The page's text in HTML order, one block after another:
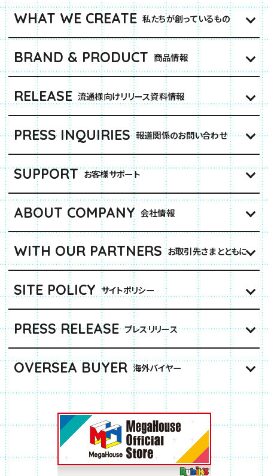
WHAT WE CREATE 私たちが創っているもの
BRAND & PRODUCT 商品情報
RELEASE 流通様向けリリース資料情報
PRESS INQUIRIES 報道関係のお問い合わせ
SUPPORT お客様サポート
ABOUT COMPANY 会社情報
WITH OUR PARTNERS お取引先さまとともに
SITE POLICY サイトポリシー
PRESS RELEASE プレスリリース
OVERSEA BUYER 海外バイヤー